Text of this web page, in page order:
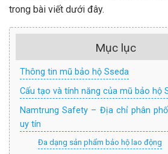
trong bài viết dưới đây.
Mục lục
Thông tin mũ bảo hộ Sseda
Cấu tạo và tính năng của mũ bảo hộ
Namtrung Safety – Địa chỉ phân
uy tín
Đa dạng sản phẩm bảo hộ lao động